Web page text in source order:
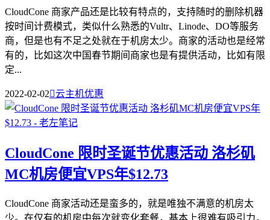
CloudCone 商家产品还是比较有特点的，支持随时的删除机器
按时间计费模式，类似什么熟悉的Vultr、Linode、DO等服务
商，但是也有不足之处就在于机房太少。商家的活动也是经常
有的，比如这次中国春节期间商家也是有提供活动，比如有限
定...
2022-02-02云主机优惠
CloudCone 限时圣诞节优惠活动 洛杉矶
MC机房便宜VPS年$12.73
CloudCone 商家活动还是蛮多的，就是唯独不满意的机房太
少。在仅有的机房中每次就变化套餐，基本上很难有吸引力，